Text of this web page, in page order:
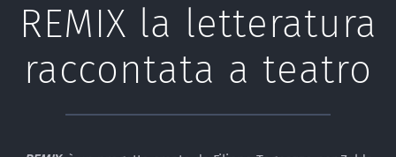
REMIX la letteratura
raccontata a teatro